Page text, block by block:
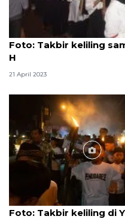
Foto
Foto: Takbir keliling
H
21 April 2023
Foto
Foto: Takbir keliling di